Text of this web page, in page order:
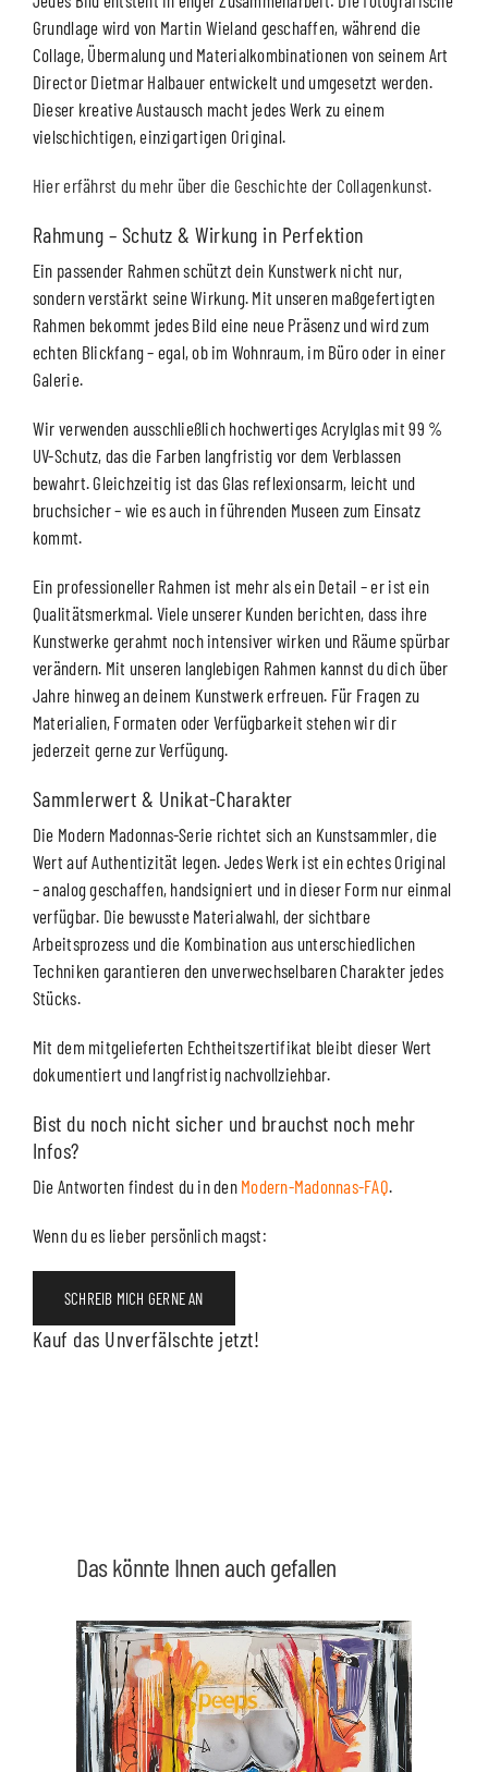
Grundlage wird von Martin Wieland geschaffen, während die
Collage, Übermalung und Materialkombinationen von seinem Art
Director Dietmar Halbauer entwickelt und umgesetzt werden.
Dieser kreative Austausch macht jedes Werk zu einem
vielschichtigen, einzigartigen Original.
Hier erfährst du mehr über die Geschichte der Collagenkunst.
Rahmung – Schutz & Wirkung in Perfektion
Ein passender Rahmen schützt dein Kunstwerk nicht nur,
sondern verstärkt seine Wirkung. Mit unseren maßgefertigten
Rahmen bekommt jedes Bild eine neue Präsenz und wird zum
echten Blickfang – egal, ob im Wohnraum, im Büro oder in einer
Galerie.
Wir verwenden ausschließlich hochwertiges Acrylglas mit 99 %
UV-Schutz, das die Farben langfristig vor dem Verblassen
bewahrt. Gleichzeitig ist das Glas reflexionsarm, leicht und
bruchsicher – wie es auch in führenden Museen zum Einsatz
kommt.
Ein professioneller Rahmen ist mehr als ein Detail – er ist ein
Qualitätsmerkmal. Viele unserer Kunden berichten, dass ihre
Kunstwerke gerahmt noch intensiver wirken und Räume spürbar
verändern. Mit unseren langlebigen Rahmen kannst du dich über
Jahre hinweg an deinem Kunstwerk erfreuen. Für Fragen zu
Materialien, Formaten oder Verfügbarkeit stehen wir dir
jederzeit gerne zur Verfügung.
Sammlerwert & Unikat-Charakter
Die Modern Madonnas-Serie richtet sich an Kunstsammler, die
Wert auf Authentizität legen. Jedes Werk ist ein echtes Original
– analog geschaffen, handsigniert und in dieser Form nur einmal
verfügbar. Die bewusste Materialwahl, der sichtbare
Arbeitsprozess und die Kombination aus unterschiedlichen
Techniken garantieren den unverwechselbaren Charakter jedes
Stücks.
Mit dem mitgelieferten Echtheitszertifikat bleibt dieser Wert
dokumentiert und langfristig nachvollziehbar.
Bist du noch nicht sicher und brauchst noch mehr
Infos?
Die Antworten findest du in den Modern-Madonnas-FAQ.
Wenn du es lieber persönlich magst:
SCHREIB MICH GERNE AN
Kauf das Unverfälschte jetzt!
Das könnte Ihnen auch gefallen